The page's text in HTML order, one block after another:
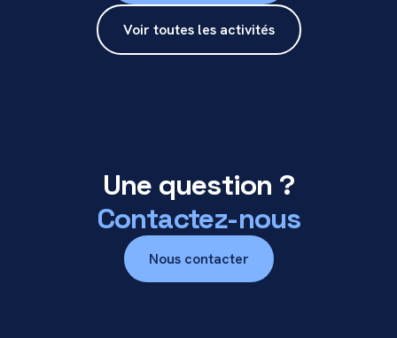
Voir toutes les activités
Une question ?
Contactez-nous
Nous contacter